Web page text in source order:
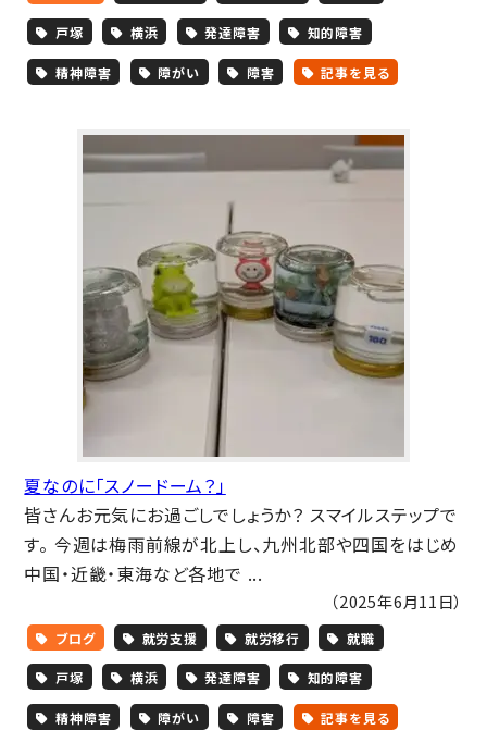
戸塚 横浜 発達障害 知的障害
精神障害 障がい 障害 記事を見る
夏なのに「スノードーム？」
皆さんお元気にお過ごしでしょうか？ スマイルステップで
す。 今週は梅雨前線が北上し、九州北部や四国をはじめ
中国・近畿・東海など各地で ...
（2025年6月11日）
ブログ 就労支援 就労移行 就職
戸塚 横浜 発達障害 知的障害
精神障害 障がい 障害 記事を見る